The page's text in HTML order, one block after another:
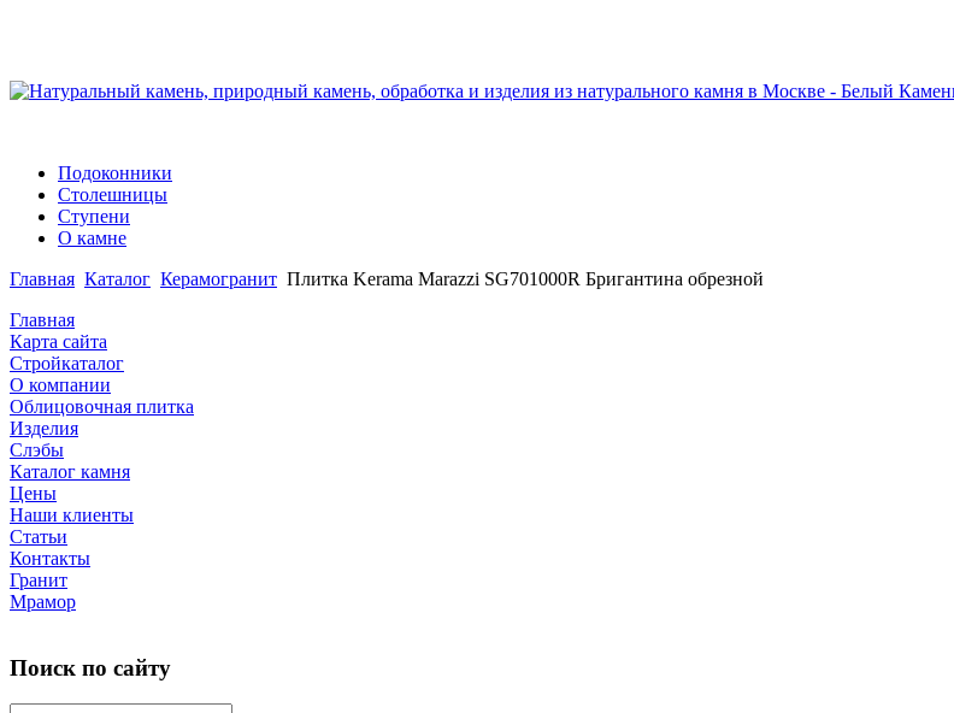
Подоконники
Столешницы
Ступени
О камне
Главная Каталог Керамогранит Плитка Kerama Marazzi SG701000R Бригантина обрезной
Главная
Карта сайта
Стройкаталог
О компании
Облицовочная плитка
Изделия
Слэбы
Каталог камня
Цены
Наши клиенты
Статьи
Контакты
Гранит
Мрамор
Поиск по сайту